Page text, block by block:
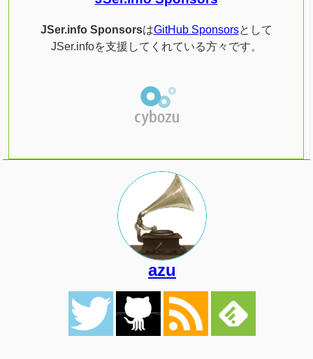
JSer.info SponsorsはGitHub Sponsorsとして
JSer.infoを支援してくれている方々です。
azu